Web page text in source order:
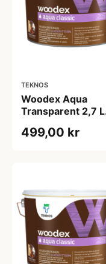
TEKNOS
Woodex Aqua
Transparent 2,7 L
499,00 kr